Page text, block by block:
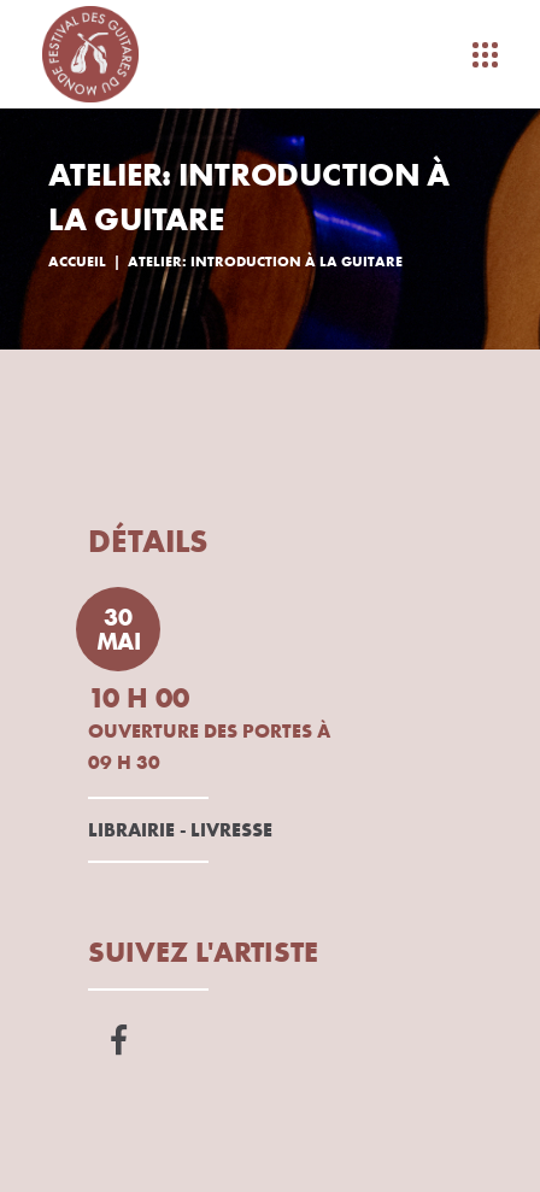
ATELIER: INTRODUCTION À
LA GUITARE
ACCUEIL ATELIER: INTRODUCTION À LA GUITARE
DÉTAILS
30
MAI
10 H 00
OUVERTURE DES PORTES À
09 H 30
LIBRAIRIE - LIVRESSE
SUIVEZ L'ARTISTE